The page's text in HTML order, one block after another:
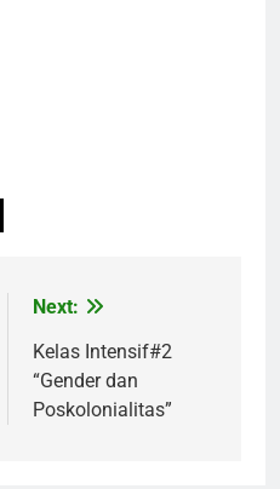
Next:
Kelas Intensif#2
“Gender dan
Poskolonialitas”